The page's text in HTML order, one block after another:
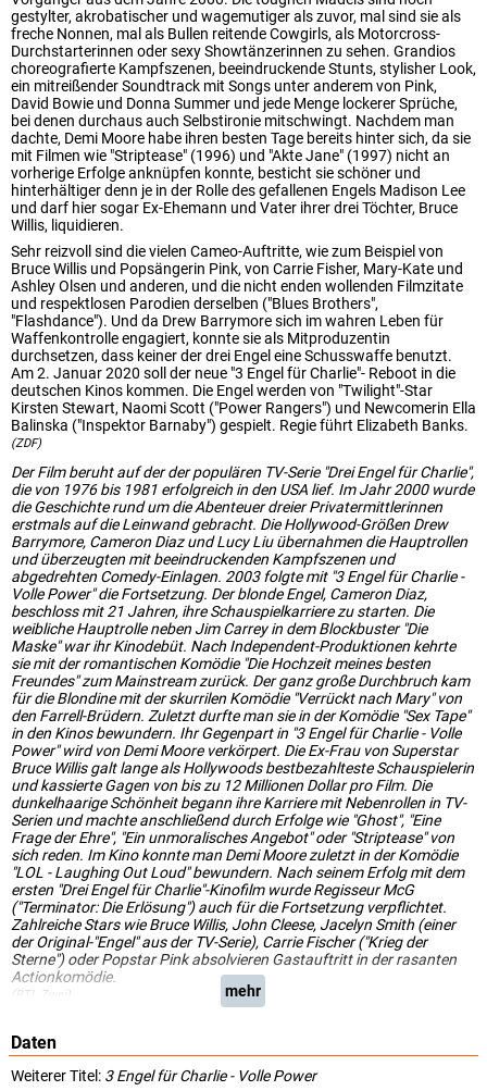
gestylter, akrobatischer und wagemutiger als zuvor, mal sind sie als
freche Nonnen, mal als Bullen reitende Cowgirls, als Motorcross-
Durchstarterinnen oder sexy Showtänzerinnen zu sehen. Grandios
choreografierte Kampfszenen, beeindruckende Stunts, stylisher Look,
ein mitreißender Soundtrack mit Songs unter anderem von Pink,
David Bowie und Donna Summer und jede Menge lockerer Sprüche,
bei denen durchaus auch Selbstironie mitschwingt. Nachdem man
dachte, Demi Moore habe ihren besten Tage bereits hinter sich, da sie
mit Filmen wie "Striptease" (1996) und "Akte Jane" (1997) nicht an
vorherige Erfolge anknüpfen konnte, besticht sie schöner und
hinterhältiger denn je in der Rolle des gefallenen Engels Madison Lee
und darf hier sogar Ex-Ehemann und Vater ihrer drei Töchter, Bruce
Willis, liquidieren.
Sehr reizvoll sind die vielen Cameo-Auftritte, wie zum Beispiel von
Bruce Willis und Popsängerin Pink, von Carrie Fisher, Mary-Kate und
Ashley Olsen und anderen, und die nicht enden wollenden Filmzitate
und respektlosen Parodien derselben ("Blues Brothers",
"Flashdance"). Und da Drew Barrymore sich im wahren Leben für
Waffenkontrolle engagiert, konnte sie als Mitproduzentin
durchsetzen, dass keiner der drei Engel eine Schusswaffe benutzt.
Am 2. Januar 2020 soll der neue "3 Engel für Charlie"- Reboot in die
deutschen Kinos kommen. Die Engel werden von "Twilight"-Star
Kirsten Stewart, Naomi Scott ("Power Rangers") und Newcomerin Ella
Balinska ("Inspektor Barnaby") gespielt. Regie führt Elizabeth Banks.
(ZDF)
Der Film beruht auf der der populären TV-Serie "Drei Engel für Charlie",
die von 1976 bis 1981 erfolgreich in den USA lief. Im Jahr 2000 wurde
die Geschichte rund um die Abenteuer dreier Privatermittlerinnen
erstmals auf die Leinwand gebracht. Die Hollywood-Größen Drew
Barrymore, Cameron Diaz und Lucy Liu übernahmen die Hauptrollen
und überzeugten mit beeindruckenden Kampfszenen und
abgedrehten Comedy-Einlagen. 2003 folgte mit "3 Engel für Charlie -
Volle Power" die Fortsetzung. Der blonde Engel, Cameron Diaz,
beschloss mit 21 Jahren, ihre Schauspielkarriere zu starten. Die
weibliche Hauptrolle neben Jim Carrey in dem Blockbuster "Die
Maske" war ihr Kinodebüt. Nach Independent-Produktionen kehrte
sie mit der romantischen Komödie "Die Hochzeit meines besten
Freundes" zum Mainstream zurück. Der ganz große Durchbruch kam
für die Blondine mit der skurrilen Komödie "Verrückt nach Mary" von
den Farrell-Brüdern. Zuletzt durfte man sie in der Komödie "Sex Tape"
in den Kinos bewundern. Ihr Gegenpart in "3 Engel für Charlie - Volle
Power" wird von Demi Moore verkörpert. Die Ex-Frau von Superstar
Bruce Willis galt lange als Hollywoods bestbezahlteste Schauspielerin
und kassierte Gagen von bis zu 12 Millionen Dollar pro Film. Die
dunkelhaarige Schönheit begann ihre Karriere mit Nebenrollen in TV-
Serien und machte anschließend durch Erfolge wie "Ghost", "Eine
Frage der Ehre", "Ein unmoralisches Angebot" oder "Striptease" von
sich reden. Im Kino konnte man Demi Moore zuletzt in der Komödie
"LOL - Laughing Out Loud" bewundern. Nach seinem Erfolg mit dem
ersten "Drei Engel für Charlie"-Kinofilm wurde Regisseur McG
("Terminator: Die Erlösung") auch für die Fortsetzung verpflichtet.
Zahlreiche Stars wie Bruce Willis, John Cleese, Jacelyn Smith (einer
der Original-"Engel" aus der TV-Serie), Carrie Fischer ("Krieg der
Sterne") oder Popstar Pink absolvieren Gastauftritt in der rasanten
Actionkomödie.
(RTL Zwei) mehr
Daten
Weiterer Titel: 3 Engel für Charlie - Volle Power